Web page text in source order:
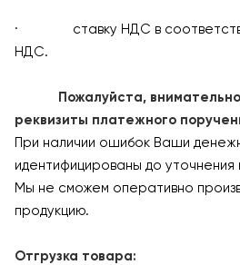
· ставку НДС в
НДС.
Пожалуйста, внимательно
реквизиты платежного
При наличии ошибок Ваши
идентифицированы до уточнения
Мы не сможем оперативно
продукцию.
Отгрузка товара: